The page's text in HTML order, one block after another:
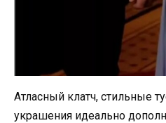
Атласный клатч, стильные
украшения идеально